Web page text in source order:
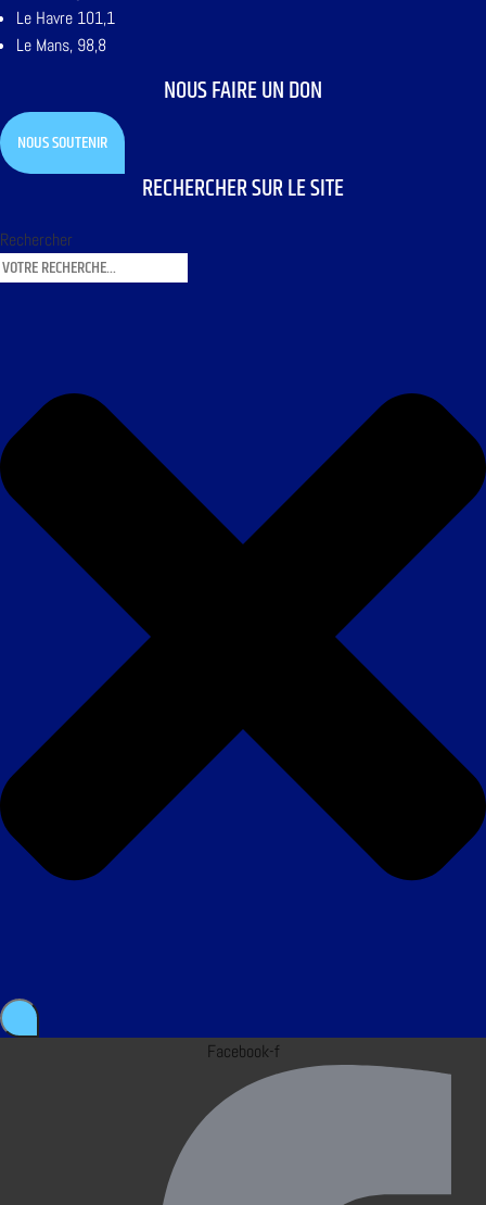
Le Havre 101,1
Le Mans, 98,8
NOUS FAIRE UN DON
NOUS SOUTENIR
RECHERCHER SUR LE SITE
Rechercher
Facebook-f